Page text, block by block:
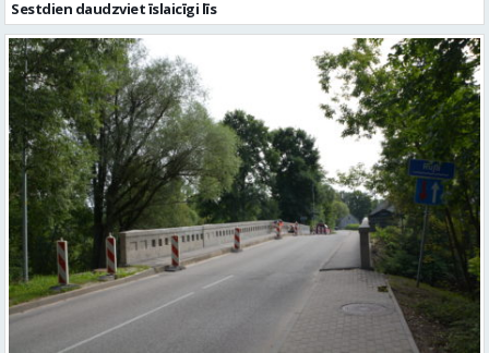
Sestdien daudzviet īslaicīgi līs